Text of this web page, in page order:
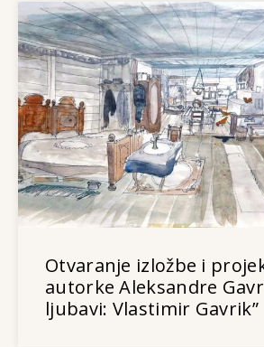
Otvaranje izložbe i
autorke Aleksandre
ljubavi: Vlastimir Gavrik”